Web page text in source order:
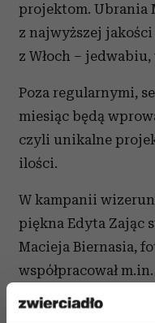
projektom. Ubrania
z najwyższej
z Włoch – jedwabiu,
Poza regularnymi,
miesiąc będą
czyli unikalne
ilości.
W kampanii
piękna Edyta Zając
Macieja Biernasia,
współpracował
Vouge. Planem